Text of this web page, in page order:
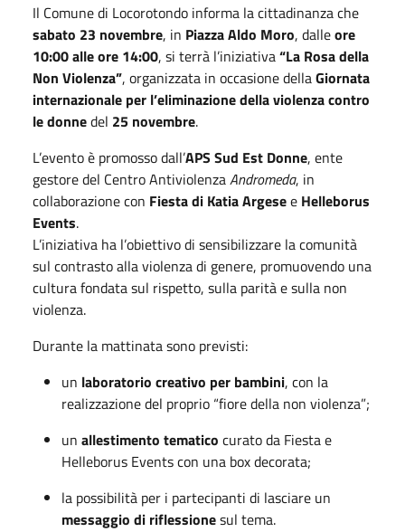
Il Comune di Locorotondo informa la cittadinanza che
sabato 23 novembre, in Piazza Aldo Moro, dalleore
10:00 alle ore 14:00, si terrà l’iniziativa“La Rosa della
Non Violenza”, organizzata in occasione dellaGiornata
internazionale per l’eliminazione della violenza contro
le donnedel 25 novembre.
L’evento è promosso dall’APS Sud Est Donne, ente
gestore del Centro AntiviolenzaAndromeda, in
collaborazione con Fiesta di Katia Argesee Helleborus
Events.
L’iniziativa ha l’obiettivo di sensibilizzare la comunità
sul contrasto alla violenza di genere, promuovendo una
cultura fondata sul rispetto, sulla parità e sulla non
violenza.
Durante la mattinata sono previsti:
un laboratorio creativo per bambini, con la
realizzazione del proprio “fiore della non violenza”;
un allestimento tematico curato da Fiesta e
Helleborus Events con una box decorata;
la possibilità per i partecipanti di lasciare un
messaggio di riflessionesul tema.